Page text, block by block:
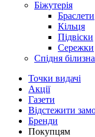
Біжутерія
Браслети
Кільця
Підвіски
Сережки
Спідня білизна
Точки видачi
Акції
Газети
Відстежити
Бренди
Покупцям